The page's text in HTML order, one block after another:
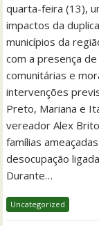
quarta-feira (13),
impactos da
municípios da
com a presença
comunitárias e
intervenções
Preto, Mariana e
vereador Alex
famílias
desocupação
Durante…
Uncategorized